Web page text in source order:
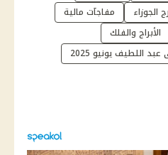
الجوزاء
مفاجآت مالية
الأبراج والفلك
عبد اللطيف يونيو 2025